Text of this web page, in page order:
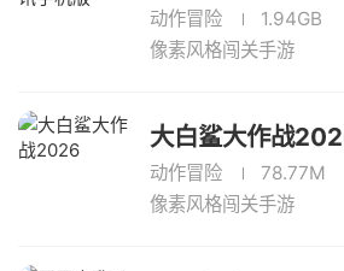
动作冒险
1.94GB
像素风格闯关手游
大白鲨大作战
动作冒险
78.77M
像素风格闯关手游